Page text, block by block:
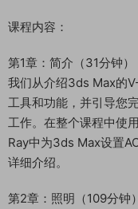
课程内容：
第1章：简介（31分钟）
我们从介绍3ds Max的
工具和功能，并引导您
工作。在整个课程中使
Ray中为3ds Max设置
详细介绍。
第2章：照明（109分钟）